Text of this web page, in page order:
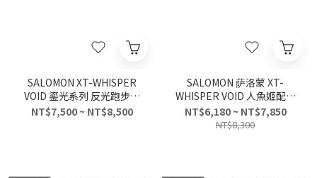
SALOMON XT-WHISPER
VOID 鎏光系列 反光跑步鞋
幻夜紫 男女同款 💜✨Aug25
NT$7,500 ~ NT$8,500
SALOMON 萨洛蒙 XT-
WHISPER VOID 人魚姬配色
反光慢跑鞋 男女款 鎏光系列
減震耐磨機能跑鞋 Aug25
NT$6,180 ~ NT$7,850
NT$8,300